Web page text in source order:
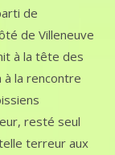
de
de Villeneuve
à la tête des
la rencontre
resté seul
terreur aux